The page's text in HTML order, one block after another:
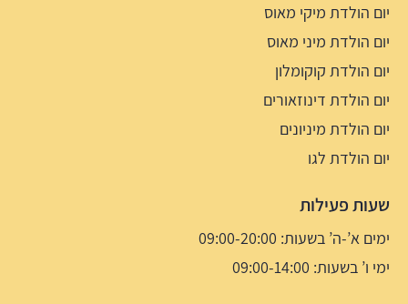
יום הולדת מיקי מאוס
יום הולדת מיני מאוס
יום הולדת קוקומלון
יום הולדת דינוזאורים
יום הולדת מיניונים
יום הולדת לגו
שעות פעילות
ימים א’-ה’ בשעות: 09:00-20:00
ימי ו’ בשעות: 09:00-14:00